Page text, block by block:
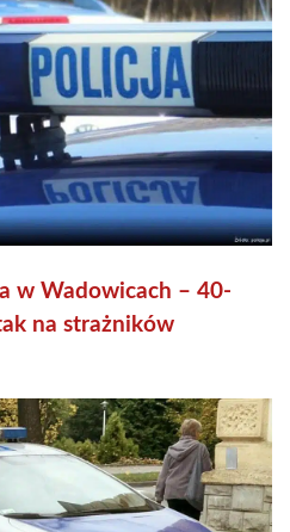
w Wadowicach – 40-
na strażników